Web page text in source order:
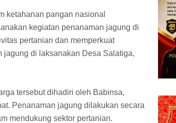
ketahanan pangan nasional
kegiatan penanaman jagung di
pertanian dan memperkuat
jagung di laksanakan Desa Salatiga,
tersebut dihadiri oleh Babinsa,
Penanaman jagung dilakukan secara
mendukung sektor pertanian.